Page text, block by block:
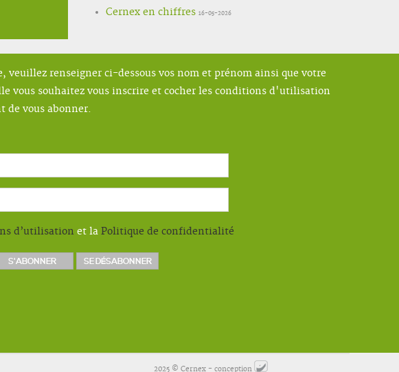
Cernex en chiffres 16-05-2026
veuillez renseigner ci-dessous vos nom et prénom ainsi que votre
vous souhaitez vous inscrire et cocher les conditions d'utilisation
de vous abonner.
d’utilisation et la Politique de confidentialité
2025 © Cernex - conception